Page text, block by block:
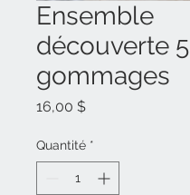
Ensemble
découverte 5
gommages
16,00 $Prix
Quantité *